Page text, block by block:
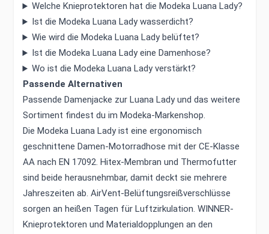
Welche Knieprotektoren hat die Modeka Luana Lady?
Ist die Modeka Luana Lady wasserdicht?
Wie wird die Modeka Luana Lady belüftet?
Ist die Modeka Luana Lady eine Damenhose?
Wo ist die Modeka Luana Lady verstärkt?
Passende Alternativen
Passende Damenjacke zur Luana Lady und das weitere
Sortiment findest du im Modeka-Markenshop.
Die Modeka Luana Lady ist eine ergonomisch
geschnittene Damen-Motorradhose mit der CE-Klasse
AA nach EN 17092. Hitex-Membran und Thermofutter
sind beide herausnehmbar, damit deckt sie mehrere
Jahreszeiten ab. AirVent-Belüftungsreißverschlüsse
sorgen an heißen Tagen für Luftzirkulation. WINNER-
Knieprotektoren und Materialdopplungen an den